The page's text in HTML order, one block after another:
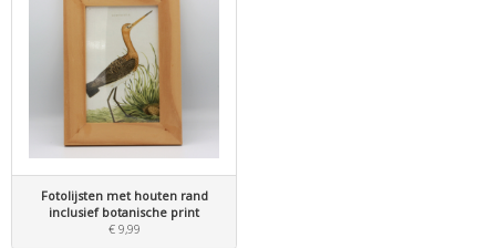
Fotolijsten met houten rand
inclusief botanische print
€ 9,99